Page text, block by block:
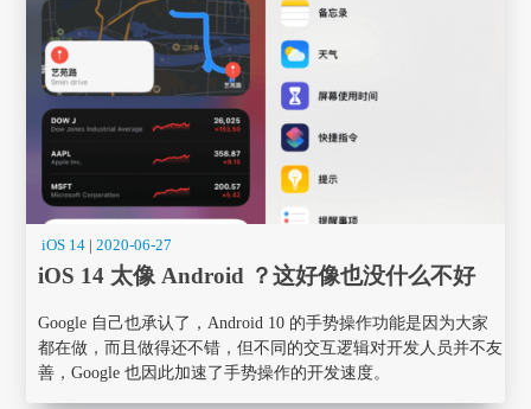
iOS 14 |2020-06-27
iOS 14 太像 Android ？这好像也没什么不好
Google 自己也承认了，Android 10 的手势操作功能是因为大家
都在做，而且做得还不错，但不同的交互逻辑对开发人员并不友
善，Google 也因此加速了手势操作的开发速度。